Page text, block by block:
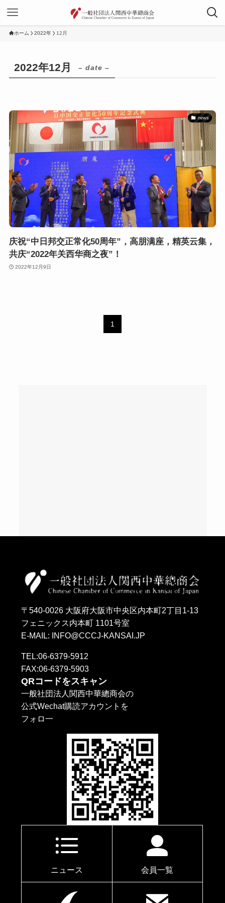
ホーム 2022年 12月
2022年12月 – date –
news
庆祝“中日邦交正常化50周年”，高朋满座，精英云集，
共庆“2022年关西华商之夜”！
2022年12月9日
1
〒540-0026 大阪府大阪市中央区内本町2丁目1-13
フェニックス内本町 1101号室
E-MAIL: INFO@CCCJ-KANSAI.JP
TEL:06-6379-5912
FAX:06-6379-5903
QRコードをスキャン
一般社団法人関西中華總商会の
公式Wechat購読アカウントを
フォロ一
ニュース 会員一覧